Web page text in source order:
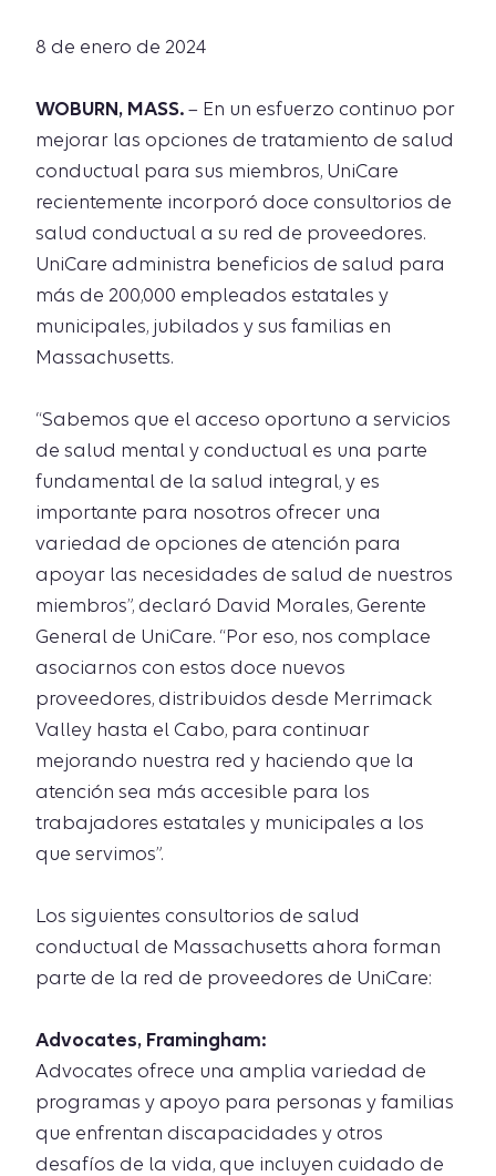
8 de enero de 2024
WOBURN, MASS. – En un esfuerzo continuo por
mejorar las opciones de tratamiento de salud
conductual para sus miembros, UniCare
recientemente incorporó doce consultorios de
salud conductual a su red de proveedores.
UniCare administra beneficios de salud para
más de 200,000 empleados estatales y
municipales, jubilados y sus familias en
Massachusetts.
“Sabemos que el acceso oportuno a servicios
de salud mental y conductual es una parte
fundamental de la salud integral, y es
importante para nosotros ofrecer una
variedad de opciones de atención para
apoyar las necesidades de salud de nuestros
miembros”, declaró David Morales, Gerente
General de UniCare. “Por eso, nos complace
asociarnos con estos doce nuevos
proveedores, distribuidos desde Merrimack
Valley hasta el Cabo, para continuar
mejorando nuestra red y haciendo que la
atención sea más accesible para los
trabajadores estatales y municipales a los
que servimos”.
Los siguientes consultorios de salud
conductual de Massachusetts ahora forman
parte de la red de proveedores de UniCare:
Advocates, Framingham:
Advocates ofrece una amplia variedad de
programas y apoyo para personas y familias
que enfrentan discapacidades y otros
desafíos de la vida, que incluyen cuidado de